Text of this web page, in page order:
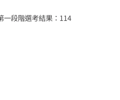
一段階選考結果：114